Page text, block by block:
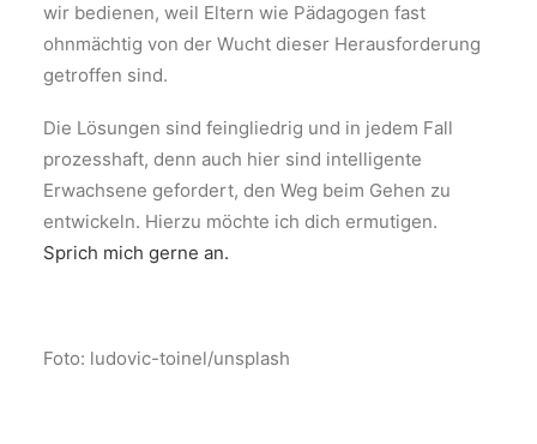
wir bedienen, weil Eltern wie Pädagogen fast
ohnmächtig von der Wucht dieser Herausforderung
getroffen sind.
Die Lösungen sind feingliedrig und in jedem Fall
prozesshaft, denn auch hier sind intelligente
Erwachsene gefordert, den Weg beim Gehen zu
entwickeln. Hierzu möchte ich dich ermutigen.
Sprich mich gerne an.
Foto: ludovic-toinel/unsplash